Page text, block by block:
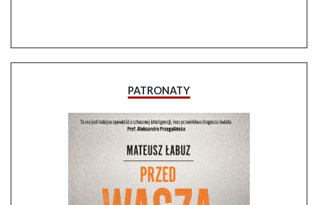
PATRONATY